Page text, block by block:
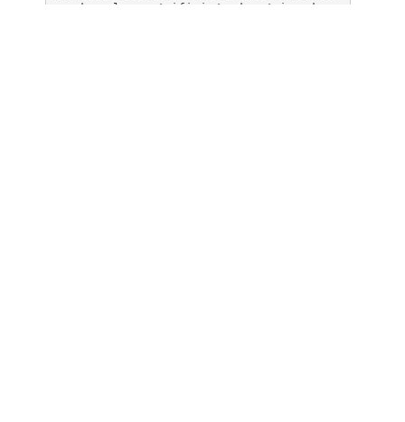
es dans les spécificités du métier de s